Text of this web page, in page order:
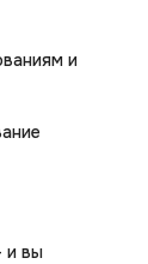
и
и вы